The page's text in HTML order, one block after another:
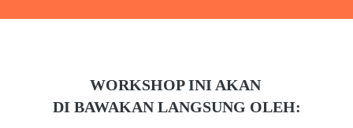
WORKSHOP INI AKAN
DI BAWAKAN LANGSUNG OLEH: